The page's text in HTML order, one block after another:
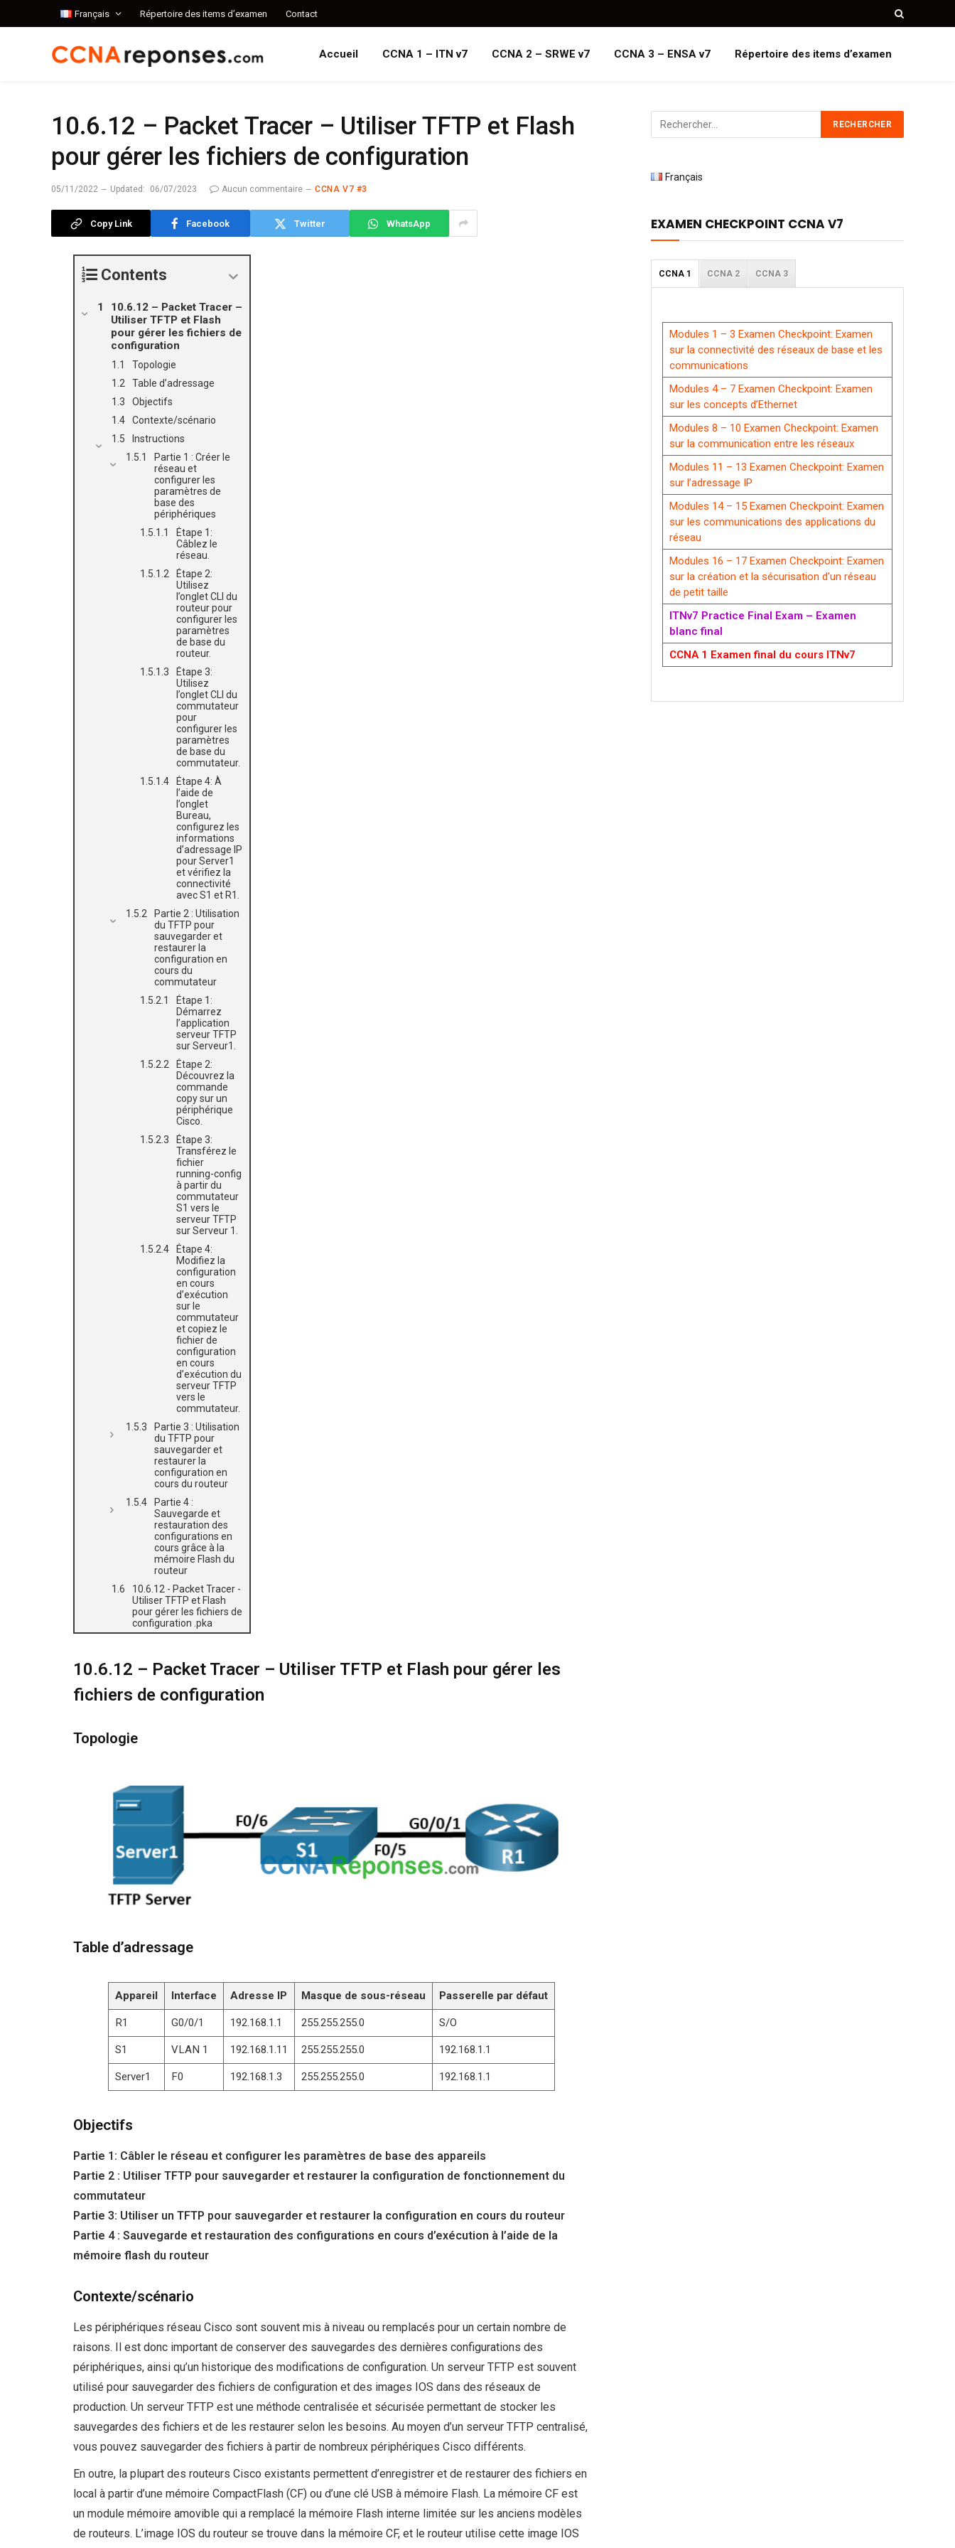
Français Répertoire des items d’examen Contact
Accueil CCNA 1 – ITN v7 CCNA 2 – SRWE v7 CCNA 3 – ENSA v7 Répertoire des items d’examen
10.6.12 – Packet Tracer – Utiliser TFTP et Flash
pour gérer les fichiers de configuration
05/11/2022 Updated: 06/07/2023 Aucun commentaire CCNA V7 #3
Copy Link Facebook Twitter WhatsApp
Contents
10.6.12 – Packet Tracer –
Utiliser TFTP et Flash
pour gérer les fichiers de
configuration
Topologie
Table d’adressage
Objectifs
Contexte/scénario
Instructions
Partie 1 : Créer le
réseau et
configurer les
paramètres de
base des
périphériques
Étape 1:
Câblez le
réseau.
Étape 2:
Utilisez
l’onglet CLI du
routeur pour
configurer les
paramètres
de base du
routeur.
Étape 3:
Utilisez
l’onglet CLI du
commutateur
pour
configurer les
paramètres
de base du
commutateur.
Étape 4: À
l’aide de
l’onglet
Bureau,
configurez les
informations
d’adressage IP
pour Server1
et vérifiez la
connectivité
avec S1 et R1.
Partie 2 : Utilisation
du TFTP pour
sauvegarder et
restaurer la
configuration en
cours du
commutateur
Étape 1:
Démarrez
l’application
serveur TFTP
sur Serveur1.
Étape 2:
Découvrez la
commande
copy sur un
périphérique
Cisco.
Étape 3:
Transférez le
fichier
running-config
à partir du
commutateur
S1 vers le
serveur TFTP
sur Serveur 1.
Étape 4:
Modifiez la
configuration
en cours
d’exécution
sur le
commutateur
et copiez le
fichier de
configuration
en cours
d’exécution du
serveur TFTP
vers le
commutateur.
Partie 3 : Utilisation
du TFTP pour
sauvegarder et
restaurer la
configuration en
cours du routeur
Partie 4 :
Sauvegarde et
restauration des
configurations en
cours grâce à la
mémoire Flash du
routeur
10.6.12 - Packet Tracer -
Utiliser TFTP et Flash
pour gérer les fichiers de
configuration .pka
10.6.12 – Packet Tracer – Utiliser TFTP et Flash pour gérer les
fichiers de configuration
Topologie
Table d’adressage
Appareil Interface Adresse IP Masque de sous-réseau Passerelle par défaut
R1 G0/0/1 192.168.1.1 255.255.255.0 S/O
S1 VLAN 1 192.168.1.11 255.255.255.0 192.168.1.1
Server1 F0 192.168.1.3 255.255.255.0 192.168.1.1
Objectifs
Partie 1: Câbler le réseau et configurer les paramètres de base des appareils
Partie 2 : Utiliser TFTP pour sauvegarder et restaurer la configuration de fonctionnement du
commutateur
Partie 3: Utiliser un TFTP pour sauvegarder et restaurer la configuration en cours du routeur
Partie 4 : Sauvegarde et restauration des configurations en cours d’exécution à l’aide de la
mémoire flash du routeur
Contexte/scénario
Les périphériques réseau Cisco sont souvent mis à niveau ou remplacés pour un certain nombre de
raisons. Il est donc important de conserver des sauvegardes des dernières configurations des
périphériques, ainsi qu’un historique des modifications de configuration. Un serveur TFTP est souvent
utilisé pour sauvegarder des fichiers de configuration et des images IOS dans des réseaux de
production. Un serveur TFTP est une méthode centralisée et sécurisée permettant de stocker les
sauvegardes des fichiers et de les restaurer selon les besoins. Au moyen d’un serveur TFTP centralisé,
vous pouvez sauvegarder des fichiers à partir de nombreux périphériques Cisco différents.
En outre, la plupart des routeurs Cisco existants permettent d’enregistrer et de restaurer des fichiers en
local à partir d’une mémoire CompactFlash (CF) ou d’une clé USB à mémoire Flash. La mémoire CF est
un module mémoire amovible qui a remplacé la mémoire Flash interne limitée sur les anciens modèles
de routeurs. L’image IOS du routeur se trouve dans la mémoire CF, et le routeur utilise cette image IOS
Français
EXAMEN CHECKPOINT CCNA V7
CCNA 1 CCNA 2 CCNA 3
Modules 1 – 3 Examen Checkpoint: Examen
sur la connectivité des réseaux de base et les
communications
Modules 4 – 7 Examen Checkpoint: Examen
sur les concepts d’Ethernet
Modules 8 – 10 Examen Checkpoint: Examen
sur la communication entre les réseaux
Modules 11 – 13 Examen Checkpoint: Examen
sur l’adressage IP
Modules 14 – 15 Examen Checkpoint: Examen
sur les communications des applications du
réseau
Modules 16 – 17 Examen Checkpoint: Examen
sur la création et la sécurisation d’un réseau
de petit taille
ITNv7 Practice Final Exam – Examen
blanc final
CCNA 1 Examen final du cours ITNv7